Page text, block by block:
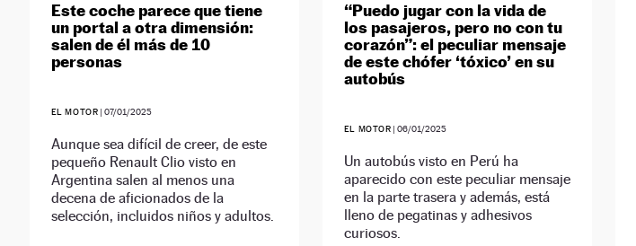
Este coche parece que tiene
un portal a otra dimensión:
salen de él más de 10
personas
EL MOTOR |07/01/2025
Aunque sea difícil de creer, de este
pequeño Renault Clio visto en
Argentina salen al menos una
decena de aficionados de la
selección, incluidos niños y adultos.
“Puedo jugar con la vida de
los pasajeros, pero no con tu
corazón”: el peculiar mensaje
de este chófer ‘tóxico’ en su
autobús
EL MOTOR |06/01/2025
Un autobús visto en Perú ha
aparecido con este peculiar mensaje
en la parte trasera y además, está
lleno de pegatinas y adhesivos
curiosos.